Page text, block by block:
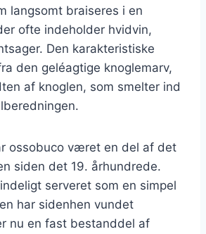
langsomt braiseres i en
ofte indeholder hvidvin,
Den karakteristiske
den geléagtige knoglemarv,
af knoglen, som smelter ind
ossobuco været en del af det
siden det 19. århundrede.
serveret som en simpel
har sidenhen vundet
nu en fast bestanddel af